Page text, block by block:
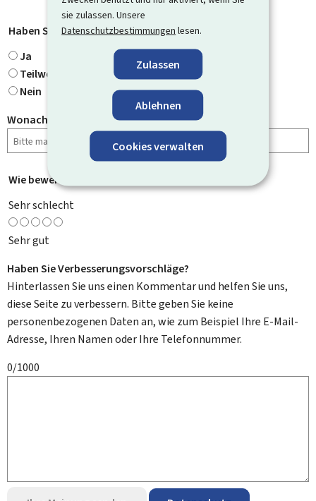
sie zulassen. Unsere
Datenschutzbestimmungen lesen.
Zulassen
Ablehnen
Cookies verwalten
Haben Sie gefunden, wonach Sie gesucht haben?
Ja
Teilweise
Nein
Wonach haben Sie gesucht?
Wie bewerten Sie diese Seite?
Sehr schlecht
Sehr gut
Haben Sie Verbesserungsvorschläge?
Hinterlassen Sie uns einen Kommentar und helfen Sie uns,
diese Seite zu verbessern. Bitte geben Sie keine
personenbezogenen Daten an, wie zum Beispiel Ihre E-Mail-
Adresse, Ihren Namen oder Ihre Telefonnummer.
0/1000